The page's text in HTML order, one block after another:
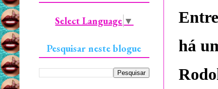
há
Select Language ▼
Pesquisar neste blogue